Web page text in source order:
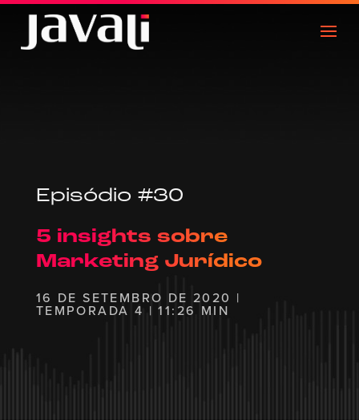
Episódio #30
5 insights sobre
Marketing Jurídico
16 DE SETEMBRO DE 2020 |
TEMPORADA 4 | 11:26 MIN